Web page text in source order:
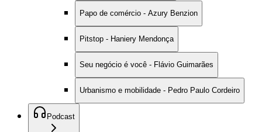
Papo de comércio - Azury Benzion
Pitstop - Haniery Mendonça
Seu negócio é você - Flávio Guimarães
Urbanismo e mobilidade - Pedro Paulo Cordeiro
Podcast